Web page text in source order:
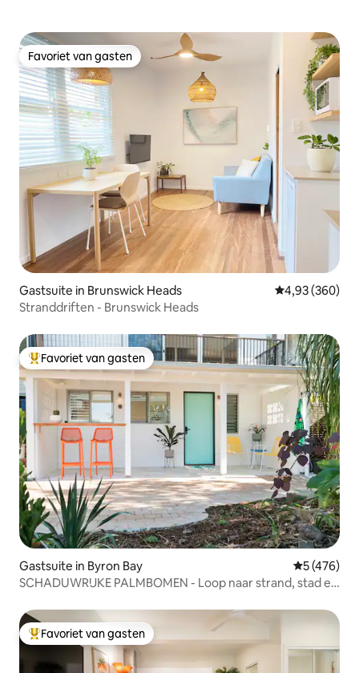
Favoriet van gasten
Favoriet van gasten
Gastsuite in Brunswick Heads Gemiddelde
4,93 (360)
Stranddriften - Brunswick Heads
Topfavoriet van gasten
Favoriet van gasten
Gastsuite in Byron Bay
5 (476)
SCHADUWRIJKE PALMBOMEN - Loop naar strand, stad en
Topfavoriet van gasten
Favoriet van gasten